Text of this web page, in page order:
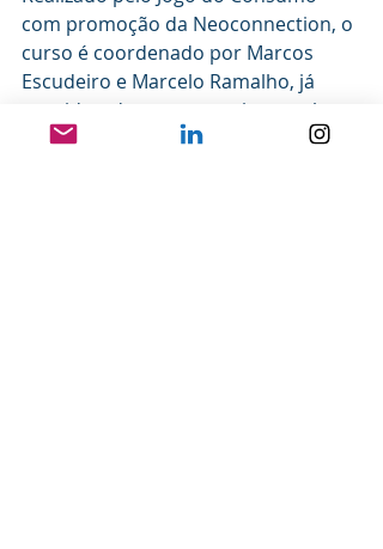
com promoção da Neoconnection, o
curso é coordenado por Marcos
Escudeiro e Marcelo Ramalho, já
considerado o curso mais completo
de Gerente de Supermercado do